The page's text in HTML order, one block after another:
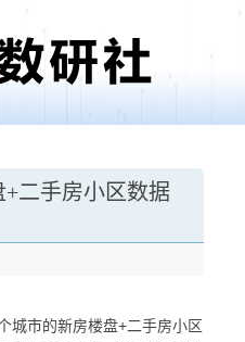
二手房小区数据
城市的新房楼盘+二手房小区